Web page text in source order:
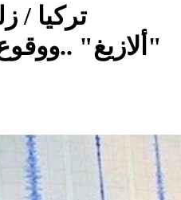
تركيا /